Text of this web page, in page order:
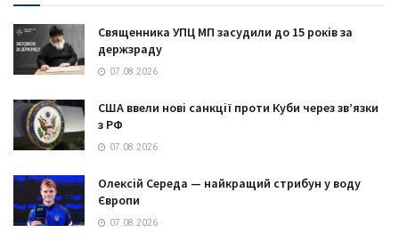
Священника УПЦ МП засудили до 15 років за
держзраду
07.08.2026
США ввели нові санкції проти Куби через зв’язки
з РФ
07.08.2026
Олексій Середа — найкращий стрибун у воду
Європи
07.08.2026